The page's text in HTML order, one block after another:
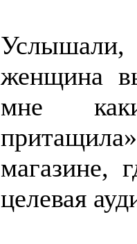
женщина
мне
магазине,
целевая